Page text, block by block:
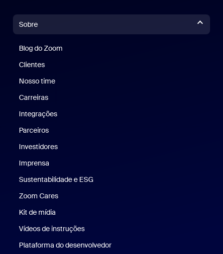
Sobre
Blog do Zoom
Clientes
Nosso time
Carreiras
Integrações
Parceiros
Investidores
Imprensa
Sustentabilidade e ESG
Zoom Cares
Kit de mídia
Vídeos de instruções
Plataforma do desenvolvedor